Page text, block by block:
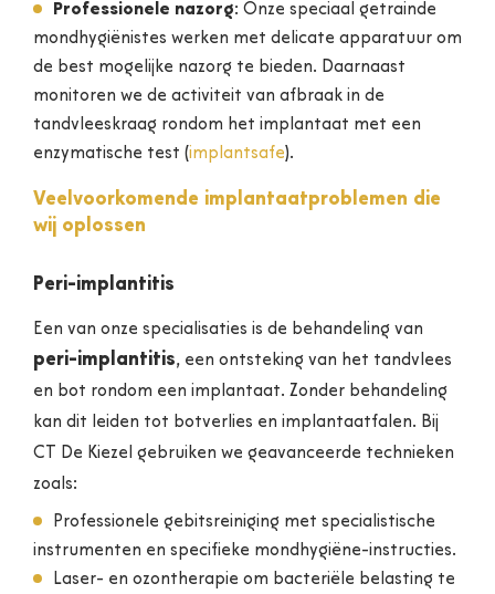
Professionele nazorg: Onze speciaal getrainde
mondhygiënistes werken met delicate apparatuur om
de best mogelijke nazorg te bieden. Daarnaast
monitoren we de activiteit van afbraak in de
tandvleeskraag rondom het implantaat met een
enzymatische test (implantsafe).
Veelvoorkomende implantaatproblemen die
wij oplossen
Peri-implantitis
Een van onze specialisaties is de behandeling van
peri-implantitis, een ontsteking van het tandvlees
en bot rondom een implantaat. Zonder behandeling
kan dit leiden tot botverlies en implantaatfalen. Bij
CT De Kiezel gebruiken we geavanceerde technieken
zoals:
Professionele gebitsreiniging met specialistische
instrumenten en specifieke mondhygiëne-instructies.
Laser- en ozontherapie om bacteriële belasting te